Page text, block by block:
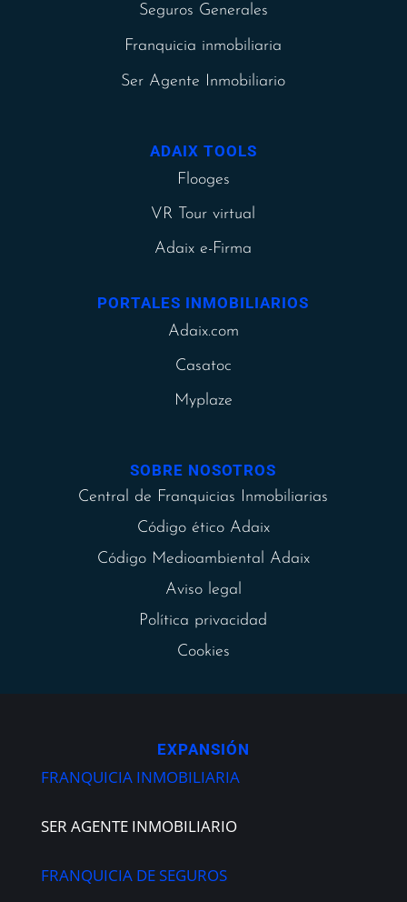
Seguros Generales
Franquicia inmobiliaria
Ser Agente Inmobiliario
ADAIX TOOLS
Flooges
VR Tour virtual
Adaix e-Firma
PORTALES INMOBILIARIOS
Adaix.com
Casatoc
Myplaze
SOBRE NOSOTROS
Central de Franquicias Inmobiliarias
Código ético Adaix
Código Medioambiental Adaix
Aviso legal
Política privacidad
Cookies
EXPANSIÓN
FRANQUICIA INMOBILIARIA
SER AGENTE INMOBILIARIO
FRANQUICIA DE SEGUROS